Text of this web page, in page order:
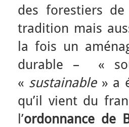
des forestiers de
tradition mais
la fois un
durable – «
« sustainable» a
qu’il vient du
l’ordonnance de